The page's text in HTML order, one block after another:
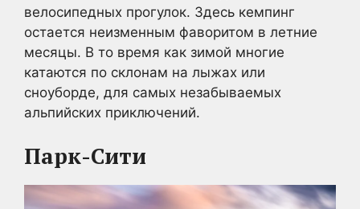
велосипедных прогулок. Здесь кемпинг
остается неизменным фаворитом в летние
месяцы. В то время как зимой многие
катаются по склонам на лыжах или
сноуборде, для самых незабываемых
альпийских приключений.
Парк-Сити